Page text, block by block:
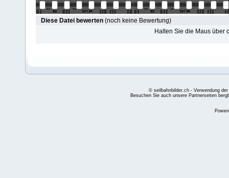
Diese Datei bewerten (noch keine Bewertung)
Halten Sie die Maus über
© seilbahnbilder.ch - Verwendung
Besuchen Sie auch unsere Partnerseiten